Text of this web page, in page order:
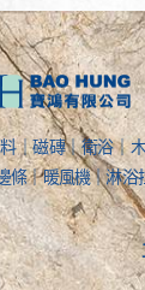
｜磁磚｜衛浴｜
條｜暖風機｜淋浴